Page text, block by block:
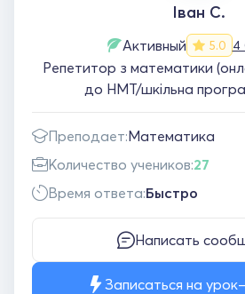
Іван С.
Активный 5.0 4
Репетитор з математики
до НМТ/шкільна
Преподает:Математика
Количество учеников:27
Время ответа:Быстро
Написать
Записаться на урок